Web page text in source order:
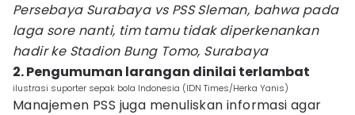
Persebaya Surabaya vs PSS Sleman, bahwa pada
laga sore nanti, tim tamu tidak diperkenankan
hadir ke Stadion Bung Tomo, Surabaya
2. Pengumuman larangan dinilai terlambat
ilustrasi suporter sepak bola Indonesia (IDN Times/Herka Yanis)
Manajemen PSS juga menuliskan informasi agar